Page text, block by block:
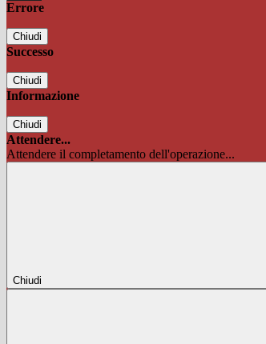
Errore
Chiudi
Successo
Chiudi
Informazione
Chiudi
Attendere...
Attendere il completamento dell'operazione...
Chiudi